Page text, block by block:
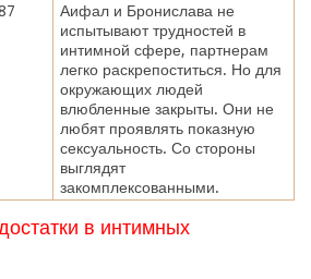
Аифал и Бронислава не
испытывают трудностей в
интимной сфере, партнерам
легко раскрепоститься. Но для
окружающих людей
влюбленные закрыты. Они не
любят проявлять показную
сексуальность. Со стороны
выглядят
закомплексованными.
в интимных